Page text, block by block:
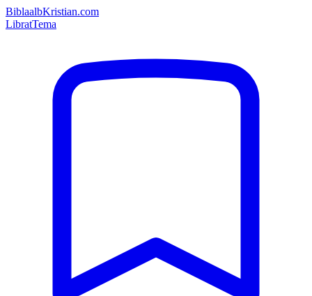
BiblaalbKristian.com
LibratTema